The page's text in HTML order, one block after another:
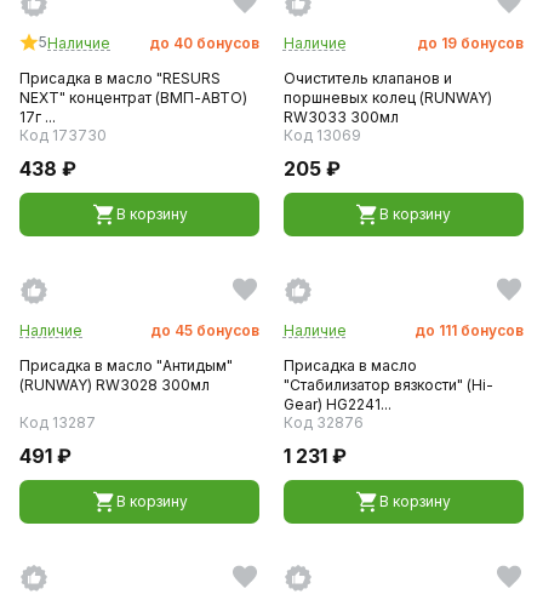
5Наличие до 40 бонусов
Присадка в масло "RESURS
NEXT" концентрат (ВМП-АВТО)
17г ...
Код 173730
438 ₽
В корзину
Наличие до 19 бонусов
Очиститель клапанов и
поршневых колец (RUNWAY)
RW3033 300мл
Код 13069
205 ₽
В корзину
Наличие до 45 бонусов
Присадка в масло "Антидым"
(RUNWAY) RW3028 300мл
Код 13287
491 ₽
В корзину
Наличие до 111 бонусов
Присадка в масло
"Стабилизатор вязкости" (Hi-
Gear) HG2241...
Код 32876
1 231 ₽
В корзину